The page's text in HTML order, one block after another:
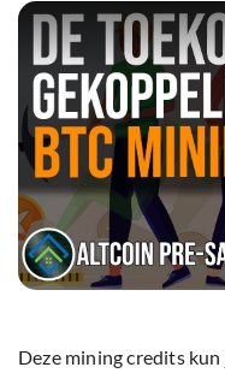
Deze mining credits